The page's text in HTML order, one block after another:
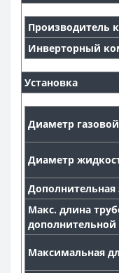
Производитель
Инверторный
Установка
Диаметр
Диаметр
Дополнительная
Макс. длина
Максимальная